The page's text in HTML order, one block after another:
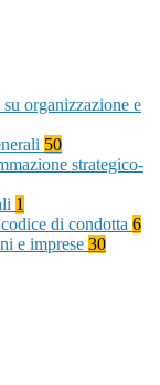
organizzazione e
50
strategico-
1
di condotta 6
e imprese 30